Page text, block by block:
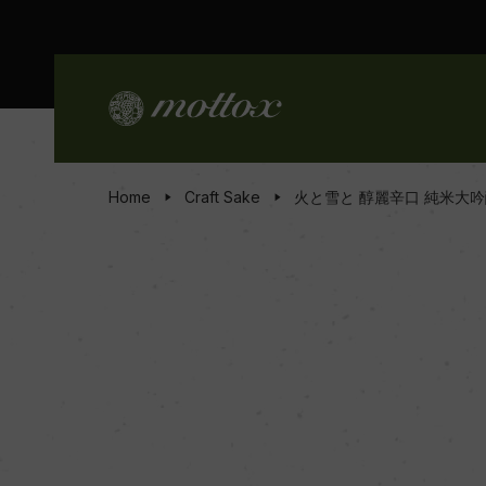
Home Craft Sake 火と雪と 醇麗辛口 純米大